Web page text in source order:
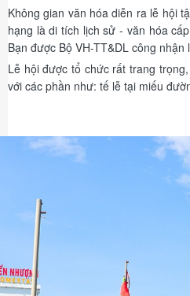
Không gian văn hóa diễn ra lễ hội
hạng là di tích lịch sử - văn hóa
Bạn được Bộ VH-TT&DL công
Lễ hội được tổ chức rất trang
với các phần như: tế lễ tại miếu